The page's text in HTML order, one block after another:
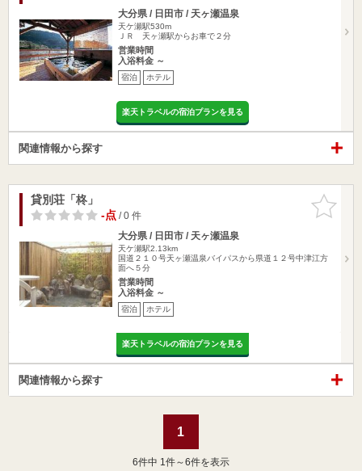
大分県 / 日田市 / 天ヶ瀬温泉
天ケ瀬駅530m
ＪＲ 天ヶ瀬駅からお車で２分
営業時間
入浴料金 ～
宿泊 ホテル
楽天トラベルの宿泊プランを見る
関連情報から探す
お気に入
りに追加
貸別荘「柊」
-点/ 0 件
大分県 / 日田市 / 天ヶ瀬温泉
天ケ瀬駅2.13km
国道２１０号天ヶ瀬温泉バイパスから県道１２号中津江方
面へ５分
営業時間
入浴料金 ～
宿泊 ホテル
楽天トラベルの宿泊プランを見る
関連情報から探す
1
6件中 1件～6件を表示